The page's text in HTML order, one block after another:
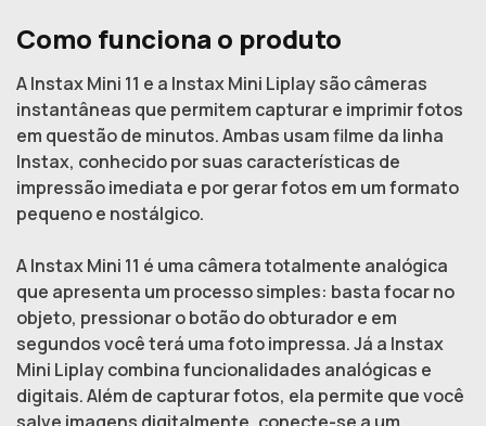
Como funciona o produto
A Instax Mini 11 e a Instax Mini Liplay são câmeras
instantâneas que permitem capturar e imprimir fotos
em questão de minutos. Ambas usam filme da linha
Instax, conhecido por suas características de
impressão imediata e por gerar fotos em um formato
pequeno e nostálgico.
A Instax Mini 11 é uma câmera totalmente analógica
que apresenta um processo simples: basta focar no
objeto, pressionar o botão do obturador e em
segundos você terá uma foto impressa. Já a Instax
Mini Liplay combina funcionalidades analógicas e
digitais. Além de capturar fotos, ela permite que você